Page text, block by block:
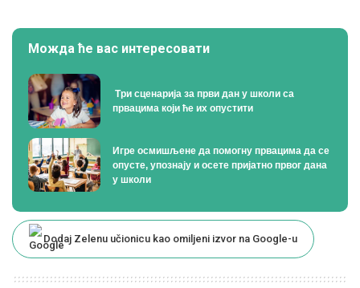
Можда ће вас интересовати
Tри сценарија за први дан у школи са
првацима који ће их опустити
Игре осмишљене да помогну првацима да се
опусте, упознају и осете пријатно првог дана
у школи
Dodaj Zelenu učionicu kao omiljeni izvor na Google-u